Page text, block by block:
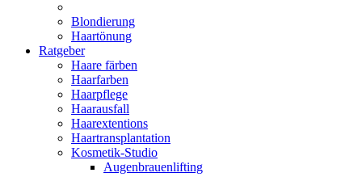
Blondierung
Haartönung
Ratgeber
Haare färben
Haarfarben
Haarpflege
Haarausfall
Haarextentions
Haartransplantation
Kosmetik-Studio
Augenbrauenlifting